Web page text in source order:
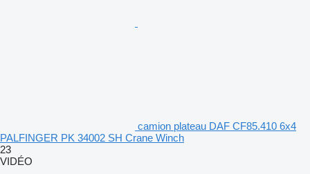
camion plateau DAF CF85.410 6x4
PALFINGER PK 34002 SH Crane Winch
23
VIDÉO